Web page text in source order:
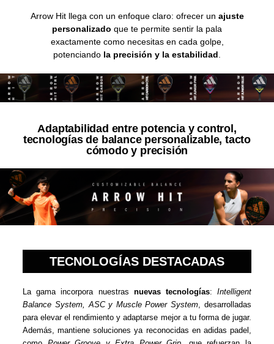
Arrow Hit llega con un enfoque claro: ofrecer un ajuste
personalizado que te permite sentir la pala
exactamente como necesitas en cada golpe,
potenciando la precisión y la estabilidad
Adaptabilidad entre potencia y control,
tecnologías de balance personalizable, tacto
cómodo y precisión
TECNOLOGÍAS DESTACADAS
La gama incorpora nuestras nuevas tecnologías: Intelligent
Balance System, ASC y Muscle Power System , desarrolladas
para elevar el rendimiento y adaptarse mejor a tu forma de jugar.
Además, mantiene soluciones ya reconocidas en adidas padel,